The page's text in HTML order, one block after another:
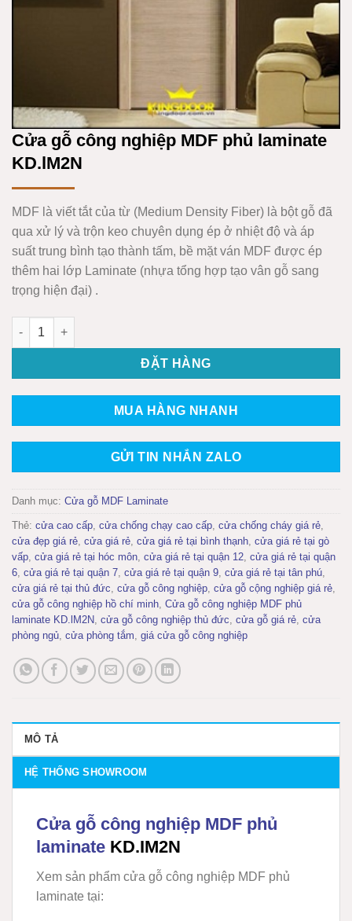
Cửa gỗ công nghiệp MDF phủ laminate
KD.lM2N
MDF là viết tắt của từ (Medium Density Fiber) là bột gỗ đã
qua xử lý và trộn keo chuyên dụng ép ở nhiệt độ và áp
suất trung bình tạo thành tấm, bề mặt ván MDF được ép
thêm hai lớp Laminate (nhựa tổng hợp tạo vân gỗ sang
trọng hiện đại) .
Cửa gỗ công nghiệp MDF phủ laminate KD.lM2N số lượng
ĐẶT HÀNG
MUA HÀNG NHANH
GỬI TIN NHẮN ZALO
Danh mục: Cửa gỗ MDF Laminate
Thẻ: cửa cao cấp cửa chống chạy cao cấp cửa chống cháy giá rẻ
cửa đẹp giá rẻ cửa giá rẻ cửa giá rẻ tại bình thạnh cửa giá rẻ tại gò
vấp cửa giá rẻ tại hóc môn cửa giá rẻ tại quận 12 cửa giá rẻ tại quận
6 cửa giá rẻ tại quận 7 cửa giá rẻ tại quận 9 cửa giá rẻ tại tân phú
cửa giá rẻ tại thủ đức cửa gỗ công nghiệp cửa gỗ cộng nghiệp giá rẻ
cửa gỗ công nghiệp hồ chí minh Cửa gỗ công nghiệp MDF phủ
laminate KD.lM2N cửa gỗ công nghiệp thủ đức cửa gỗ giá rẻ cửa
phòng ngủ cửa phòng tắm giá cửa gỗ công nghiệp
MÔ TẢ
HỆ THỐNG SHOWROOM
Cửa gỗ công nghiệp MDF phủ
laminate KD.IM2N
Xem sản phẩm cửa gỗ công nghiệp MDF phủ
laminate tại: